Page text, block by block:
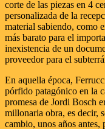
corte de las piezas en 4
personalizada de la
material sabiendo, como
más barato para el
inexistencia de un
proveedor para el
En aquella época,
pórfido patagónico en la
promesa de Jordi Bosch
millonaria obra, es decir,
cambio, unos años antes,